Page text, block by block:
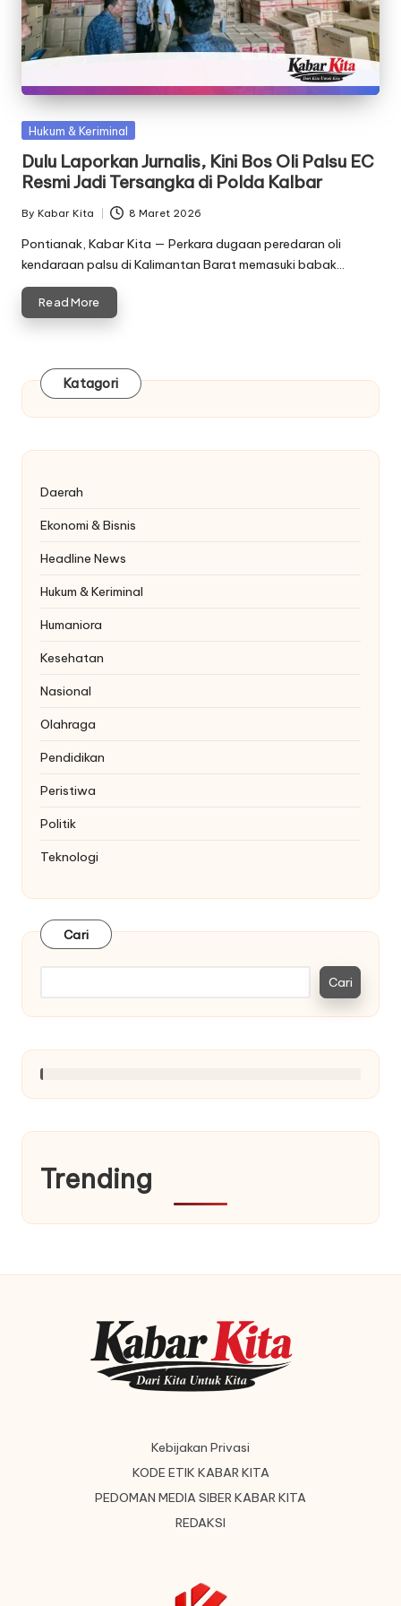
Posted
Hukum & Keriminal
Dulu Laporkan Jurnalis, Kini Bos Oli Palsu EC
Resmi Jadi Tersangka di Polda Kalbar
Posted
by
By Kabar Kita 8 Maret 2026
Pontianak, Kabar Kita — Perkara dugaan peredaran oli
kendaraan palsu di Kalimantan Barat memasuki babak…
Read More
Katagori
Daerah
Ekonomi & Bisnis
Headline News
Hukum & Keriminal
Humaniora
Kesehatan
Nasional
Olahraga
Pendidikan
Peristiwa
Politik
Teknologi
Cari
Cari
Trending
Kebijakan Privasi
KODE ETIK KABAR KITA
PEDOMAN MEDIA SIBER KABAR KITA
REDAKSI